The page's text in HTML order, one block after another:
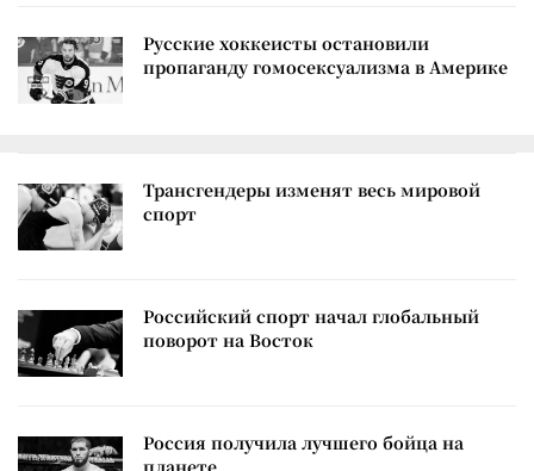
Русские хоккеисты остановили
пропаганду гомосексуализма в Америке
Трансгендеры изменят весь мировой
спорт
Российский спорт начал глобальный
поворот на Восток
Россия получила лучшего бойца на